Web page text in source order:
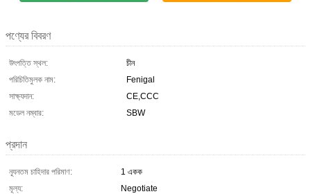
পণ্যের বিবরণ
উৎপত্তি স্থল:
চীন
পরিচিতিমুলক নাম:
Fenigal
সাক্ষ্যদান:
CE,CCC
মডেল নম্বার:
SBW
প্রদান
ন্যূনতম চাহিদার পরিমাণ:
1 একক
মূল্য:
Negotiate